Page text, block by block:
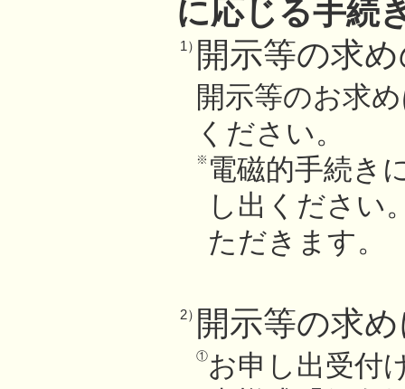
に応じる手続
1）開示等の求
開示等のお求
ください。
※ 電磁的手続き
し出ください
ただきます。
2）開示等の求
①お申し出受付